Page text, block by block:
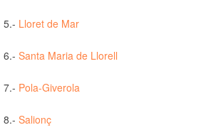
5.- Lloret de Mar
6.- Santa Maria de Llorell
7.- Pola-Giverola
8.- Salionç